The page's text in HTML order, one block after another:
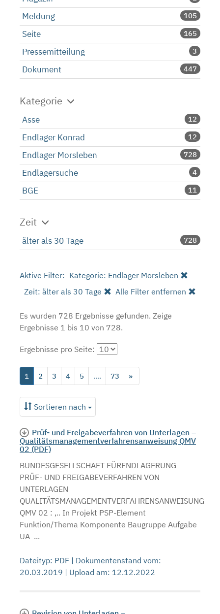
Meldung 105
Seite 165
Pressemitteilung 3
Dokument 447
Kategorie
Asse 12
Endlager Konrad 12
Endlager Morsleben 728
Endlagersuche 4
BGE 11
Zeit
älter als 30 Tage 728
Aktive Filter: Kategorie: Endlager Morsleben
Zeit: älter als 30 Tage
Alle Filter entfernen
Es wurden 728 Ergebnisse gefunden. Zeige
Ergebnisse 1 bis 10 von 728.
Ergebnisse pro Seite:
1 2 3 4 5 .... 73 »
Sortieren nach
Prüf- und Freigabeverfahren von Unterlagen –
Qualitätsmanagementverfahrensanweisung QMV
02 (PDF)
BUNDESGESELLSCHAFT FÜRENDLAGERUNG
PRÜF- UND FREIGABEVERFAHREN VON
UNTERLAGEN
QUALITÄTSMANAGEMENTVERFAHRENSANWEISUNG
QMV 02 : ,.. In Projekt PSP-Element
Funktion/Thema Komponente Baugruppe Aufgabe
UA ...
Dateityp: PDF | Dokumentenstand vom:
20.03.2019 | Upload am: 12.12.2022